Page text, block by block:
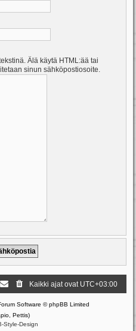
Älä käytä HTML:ää tai
sinun sähköpostiosoite.
Kaikki ajat ovat UTC+03:00
Software © phpBB Limited
Pettis)
Style-Design